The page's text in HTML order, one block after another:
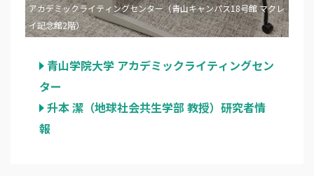
アカデミックライティングセンター（青山キャンパス18号館 マクレ
イ記念館2階）
青山学院大学 アカデミックライティングセン
ター
升本 潔（地球社会共生学部 教授）研究者情
報